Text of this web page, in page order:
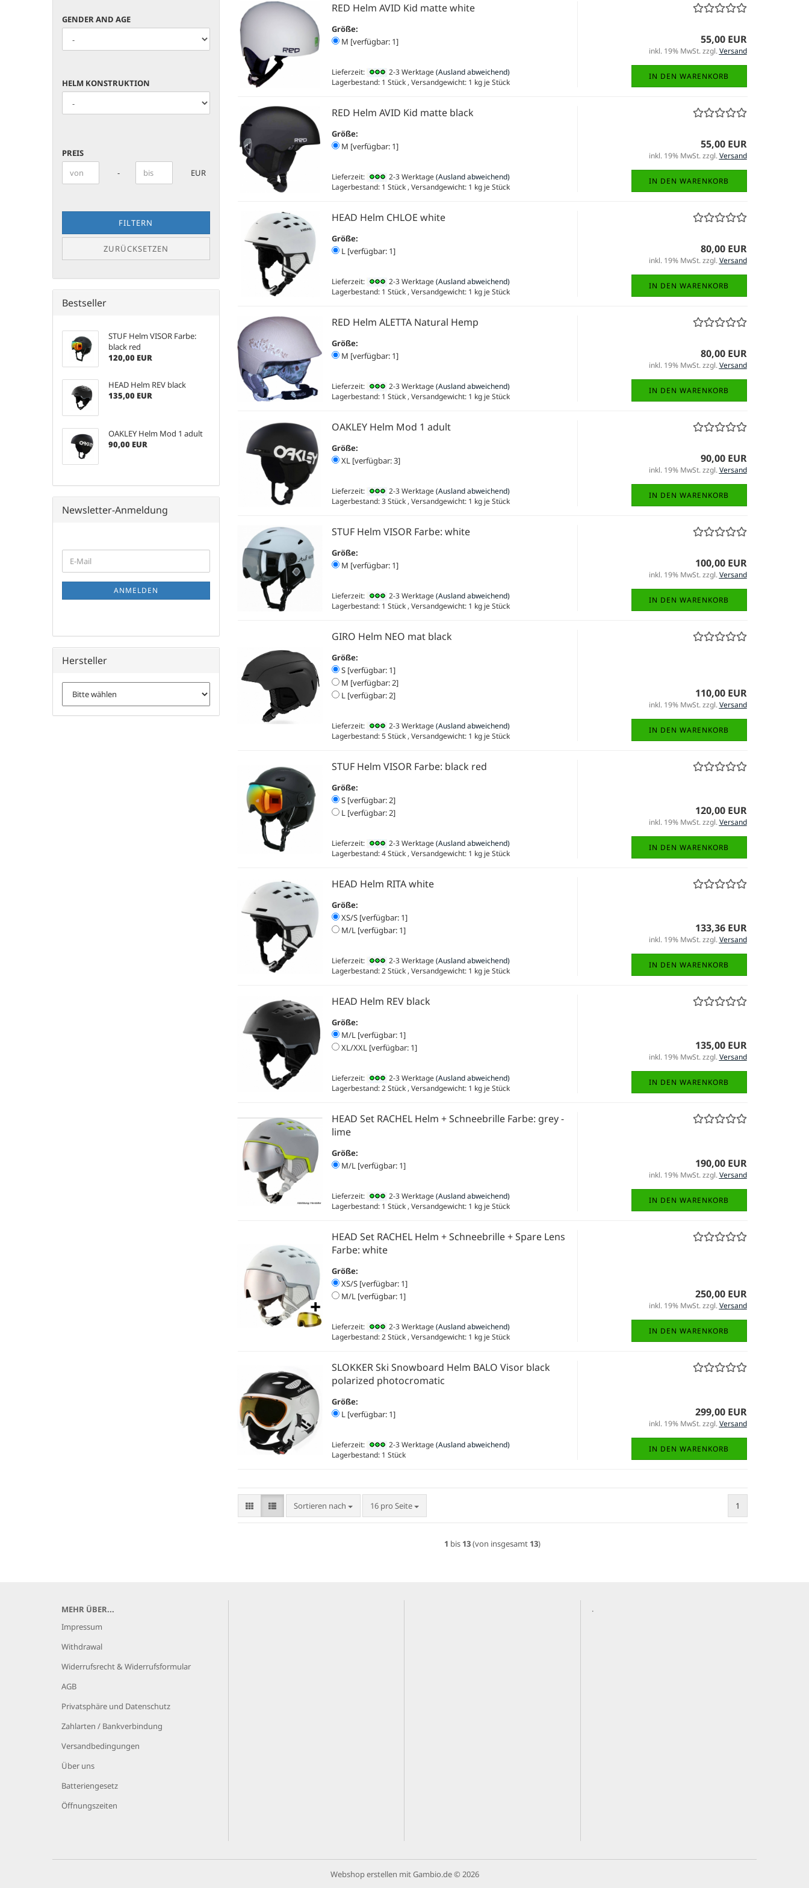
RED Helm AVID Kid matte white
Größe:
M [verfügbar: 1]
Lieferzeit: 2-3 Werktage (Ausland abweichend)
Lagerbestand: 1 Stück , Versandgewicht: 1 kg je Stück
55,00 EUR
inkl. 19% MwSt. zzgl.Versand
IN DEN WARENKORB
RED Helm AVID Kid matte black
Größe:
M [verfügbar: 1]
Lieferzeit: 2-3 Werktage (Ausland abweichend)
Lagerbestand: 1 Stück , Versandgewicht: 1 kg je Stück
55,00 EUR
inkl. 19% MwSt. zzgl.Versand
IN DEN WARENKORB
HEAD Helm CHLOE white
Größe:
L [verfügbar: 1]
Lieferzeit: 2-3 Werktage (Ausland abweichend)
Lagerbestand: 1 Stück , Versandgewicht: 1 kg je Stück
80,00 EUR
inkl. 19% MwSt. zzgl.Versand
IN DEN WARENKORB
RED Helm ALETTA Natural Hemp
Größe:
M [verfügbar: 1]
Lieferzeit: 2-3 Werktage (Ausland abweichend)
Lagerbestand: 1 Stück , Versandgewicht: 1 kg je Stück
80,00 EUR
inkl. 19% MwSt. zzgl.Versand
IN DEN WARENKORB
OAKLEY Helm Mod 1 adult
Größe:
XL [verfügbar: 3]
Lieferzeit: 2-3 Werktage (Ausland abweichend)
Lagerbestand: 3 Stück , Versandgewicht: 1 kg je Stück
90,00 EUR
inkl. 19% MwSt. zzgl.Versand
IN DEN WARENKORB
STUF Helm VISOR Farbe: white
Größe:
M [verfügbar: 1]
Lieferzeit: 2-3 Werktage (Ausland abweichend)
Lagerbestand: 1 Stück , Versandgewicht: 1 kg je Stück
100,00 EUR
inkl. 19% MwSt. zzgl.Versand
IN DEN WARENKORB
GIRO Helm NEO mat black
Größe:
S [verfügbar: 1]
M [verfügbar: 2]
L [verfügbar: 2]
Lieferzeit: 2-3 Werktage (Ausland abweichend)
Lagerbestand: 5 Stück , Versandgewicht: 1 kg je Stück
110,00 EUR
inkl. 19% MwSt. zzgl.Versand
IN DEN WARENKORB
STUF Helm VISOR Farbe: black red
Größe:
S [verfügbar: 2]
L [verfügbar: 2]
Lieferzeit: 2-3 Werktage (Ausland abweichend)
Lagerbestand: 4 Stück , Versandgewicht: 1 kg je Stück
120,00 EUR
inkl. 19% MwSt. zzgl.Versand
IN DEN WARENKORB
HEAD Helm RITA white
Größe:
XS/S [verfügbar: 1]
M/L [verfügbar: 1]
Lieferzeit: 2-3 Werktage (Ausland abweichend)
Lagerbestand: 2 Stück , Versandgewicht: 1 kg je Stück
133,36 EUR
inkl. 19% MwSt. zzgl.Versand
IN DEN WARENKORB
HEAD Helm REV black
Größe:
M/L [verfügbar: 1]
XL/XXL [verfügbar: 1]
Lieferzeit: 2-3 Werktage (Ausland abweichend)
Lagerbestand: 2 Stück , Versandgewicht: 1 kg je Stück
135,00 EUR
inkl. 19% MwSt. zzgl.Versand
IN DEN WARENKORB
HEAD Set RACHEL Helm + Schneebrille Farbe: grey -
lime
Größe:
M/L [verfügbar: 1]
Lieferzeit: 2-3 Werktage (Ausland abweichend)
Lagerbestand: 1 Stück , Versandgewicht: 1 kg je Stück
190,00 EUR
inkl. 19% MwSt. zzgl.Versand
IN DEN WARENKORB
HEAD Set RACHEL Helm + Schneebrille + Spare Lens
Farbe: white
Größe:
XS/S [verfügbar: 1]
M/L [verfügbar: 1]
Lieferzeit: 2-3 Werktage (Ausland abweichend)
Lagerbestand: 2 Stück , Versandgewicht: 1 kg je Stück
250,00 EUR
inkl. 19% MwSt. zzgl.Versand
IN DEN WARENKORB
SLOKKER Ski Snowboard Helm BALO Visor black
polarized photocromatic
Größe:
L [verfügbar: 1]
Lieferzeit: 2-3 Werktage (Ausland abweichend)
Lagerbestand: 1 Stück
299,00 EUR
inkl. 19% MwSt. zzgl.Versand
IN DEN WARENKORB
Sortieren nach
Sortieren nach 16 pro Seite
pro Seite 1
1 bis 13(von insgesamt 13)
GENDER
AND
AGE
GENDER AND AGE
HELM
KONSTRUKTION
HELM KONSTRUKTION
PREIS
Preis bis
- EUR
FILTERN
ZURÜCKSETZEN
Bestseller
STUF Helm VISOR Farbe:
black red
120,00 EUR
HEAD Helm REV black
135,00 EUR
OAKLEY Helm Mod 1 adult
90,00 EUR
Newsletter-Anmeldung
ZUR
NEWSLETTER-
E-
Mail
ANMELDEN
Hersteller
MEHR ÜBER...
Impressum
Withdrawal
Widerrufsrecht & Widerrufsformular
AGB
Privatsphäre und Datenschutz
Zahlarten / Bankverbindung
Versandbedingungen
Über uns
Batteriengesetz
Öffnungszeiten
.
Webshop erstellen mit Gambio.de © 2026